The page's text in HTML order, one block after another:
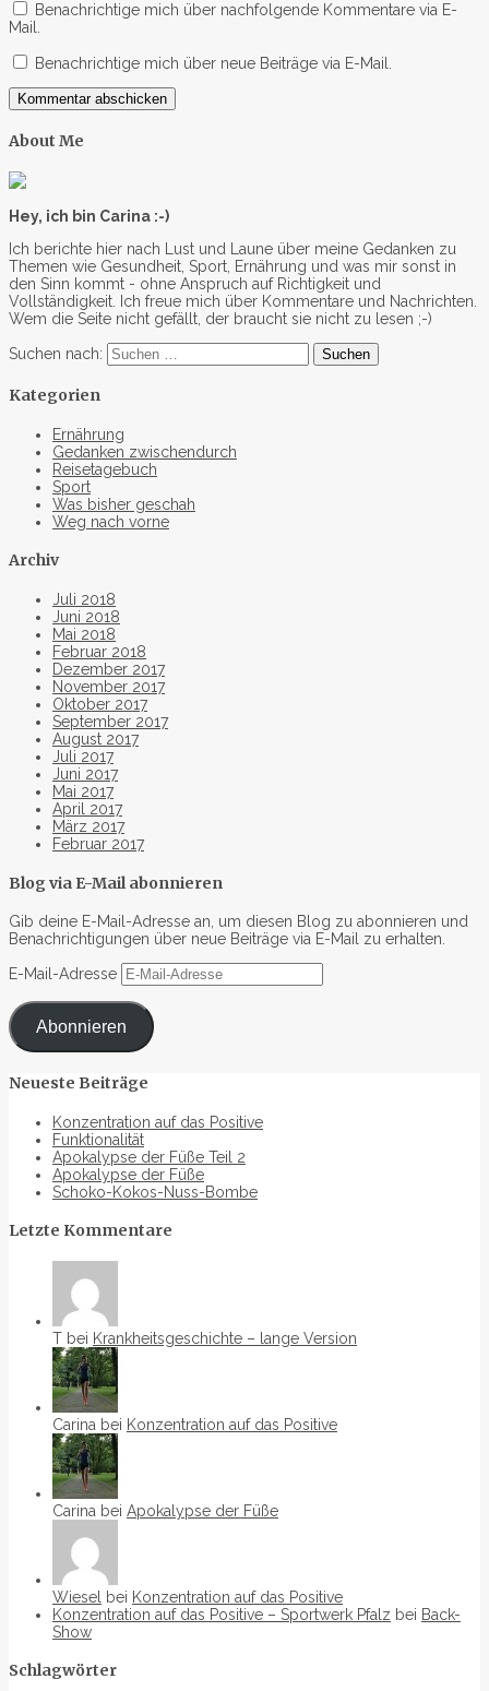
Benachrichtige mich über nachfolgende Kommentare via E-
Mail.
Benachrichtige mich über neue Beiträge via E-Mail.
About Me
Hey, ich bin Carina :-)
Ich berichte hier nach Lust und Laune über meine Gedanken zu
Themen wie Gesundheit, Sport, Ernährung und was mir sonst in
den Sinn kommt - ohne Anspruch auf Richtigkeit und
Vollständigkeit. Ich freue mich über Kommentare und Nachrichten.
Wem die Seite nicht gefällt, der braucht sie nicht zu lesen ;-)
Suchen nach:
Kategorien
Ernährung
Gedanken zwischendurch
Reisetagebuch
Sport
Was bisher geschah
Weg nach vorne
Archiv
Juli 2018
Juni 2018
Mai 2018
Februar 2018
Dezember 2017
November 2017
Oktober 2017
September 2017
August 2017
Juli 2017
Juni 2017
Mai 2017
April 2017
März 2017
Februar 2017
Blog via E-Mail abonnieren
Gib deine E-Mail-Adresse an, um diesen Blog zu abonnieren und
Benachrichtigungen über neue Beiträge via E-Mail zu erhalten.
E-Mail-Adresse
Abonnieren
Neueste Beiträge
Konzentration auf das Positive
Funktionalität
Apokalypse der Füße Teil 2
Apokalypse der Füße
Schoko-Kokos-Nuss-Bombe
Letzte Kommentare
T bei Krankheitsgeschichte – lange Version
Carina bei Konzentration auf das Positive
Carina bei Apokalypse der Füße
Wiesel bei Konzentration auf das Positive
Konzentration auf das Positive – Sportwerk Pfalz bei Back-
Show
Schlagwörter